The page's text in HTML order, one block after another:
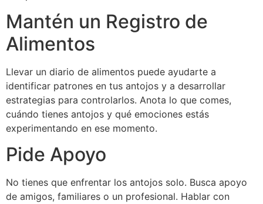
Mantén un Registro de
Alimentos
Llevar un diario de alimentos puede ayudarte a
identificar patrones en tus antojos y a desarrollar
estrategias para controlarlos. Anota lo que comes,
cuándo tienes antojos y qué emociones estás
experimentando en ese momento.
Pide Apoyo
No tienes que enfrentar los antojos solo. Busca apoyo
de amigos, familiares o un profesional. Hablar con